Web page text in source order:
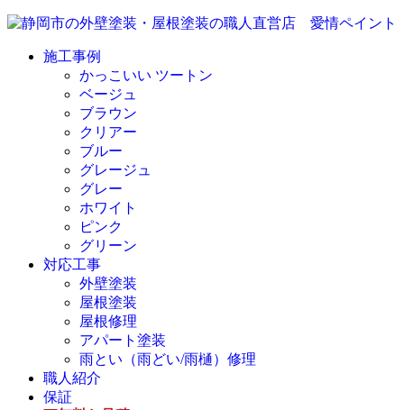
施工事例
かっこいい ツートン
ベージュ
ブラウン
クリアー
ブルー
グレージュ
グレー
ホワイト
ピンク
グリーン
対応工事
外壁塗装
屋根塗装
屋根修理
アパート塗装
雨とい（雨どい/雨樋）修理
職人紹介
保証